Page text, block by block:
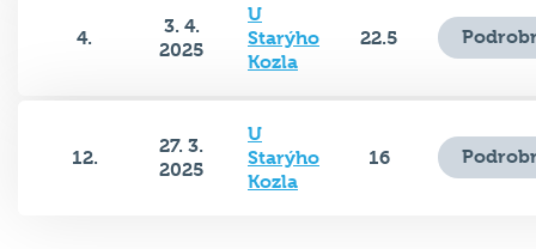
4.
3. 4.
2025
U
Starýho
Kozla
22.5
12.
27. 3.
2025
U
Starýho
Kozla
16